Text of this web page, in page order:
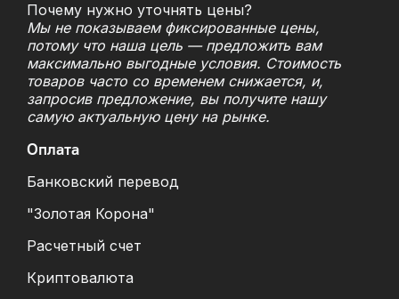
Почему нужно уточнять цены?
Мы не показываем фиксированные цены,
потому что наша цель — предложить вам
максимально выгодные условия. Стоимость
товаров часто со временем снижается, и,
запросив предложение, вы получите нашу
самую актуальную цену на рынке.
Оплата
Банковский перевод
"Золотая Корона"
Расчетный счет
Криптовалюта